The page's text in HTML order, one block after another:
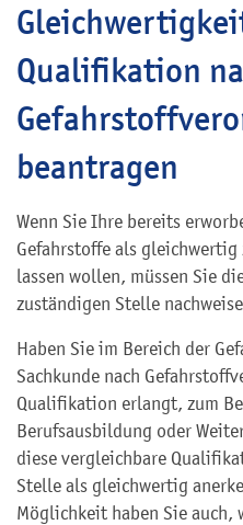
Qualifikation
beantragen
Wenn Sie Ihre bereits
Gefahrstoffe als gleichwertig
lassen wollen, müssen Sie
zuständigen Stelle
Haben Sie im Bereich der
Sachkunde nach
Qualifikation erlangt, zum
Berufsausbildung oder
diese vergleichbare
Stelle als gleichwertig
Möglichkeit haben Sie auch,